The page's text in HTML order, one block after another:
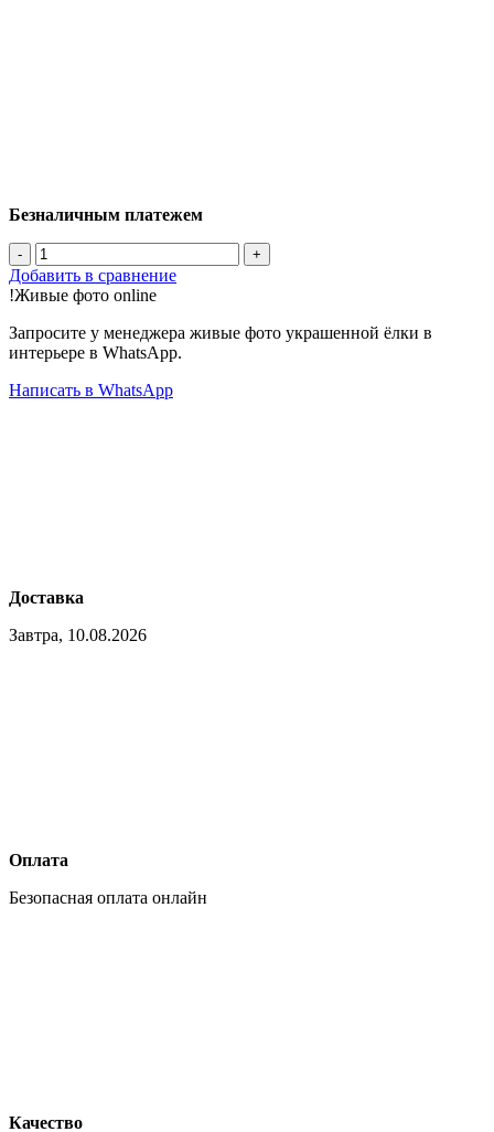
Безналичным платежем
- +
Добавить в сравнение
!Живые фото online
Запросите у менеджера живые фото украшенной ёлки в
интерьере в WhatsApp.
Написать в WhatsApp
Доставка
Завтра, 10.08.2026
Оплата
Безопасная оплата онлайн
Качество